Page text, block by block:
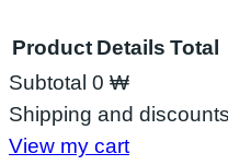
Product Details Total
Subtotal 0 ₩
Shipping and
View my cart